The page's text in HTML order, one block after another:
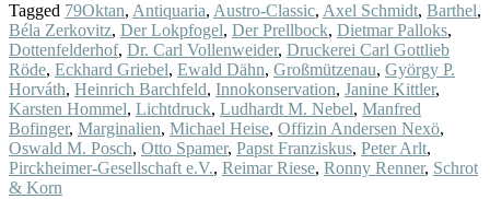
Tagged 79Oktan, Antiquaria, Austro-Classic, Axel Schmidt, Barthel,
Béla Zerkovitz, Der Lokpfogel, Der Prellbock, Dietmar Palloks,
Dottenfelderhof, Dr. Carl Vollenweider, Druckerei Carl Gottlieb
Röde, Eckhard Griebel, Ewald Dähn, Großmützenau, György P.
Horváth, Heinrich Barchfeld, Innokonservation, Janine Kittler,
Karsten Hommel, Lichtdruck, Ludhardt M. Nebel, Manfred
Bofinger, Marginalien, Michael Heise, Offizin Andersen Nexö,
Oswald M. Posch, Otto Spamer, Papst Franziskus, Peter Arlt,
Pirckheimer-Gesellschaft e.V., Reimar Riese, Ronny Renner, Schrot
& Korn